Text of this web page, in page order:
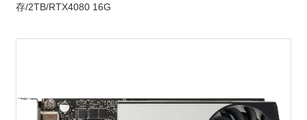
存/2TB/RTX4080 16G